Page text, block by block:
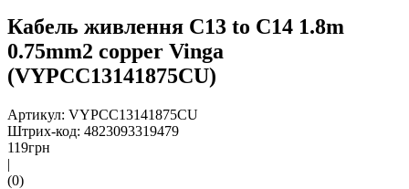
Кабель живлення C13 to C14 1.8m
0.75mm2 copper Vinga
(VYPCC13141875CU)
Артикул: VYPCC13141875CU
Штрих-код: 4823093319479
119грн
|
(0)